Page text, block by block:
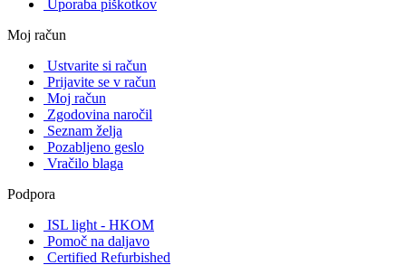
Uporaba piškotkov
Moj račun
Ustvarite si račun
Prijavite se v račun
Moj račun
Zgodovina naročil
Seznam želja
Pozabljeno geslo
Vračilo blaga
Podpora
ISL light - HKOM
Pomoč na daljavo
Certified Refurbished